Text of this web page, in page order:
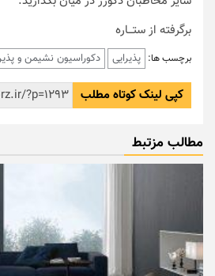
برگرفته از ستـــاره
برچسب ها: پذیرایی دکوراسیون نشیمن و
کپی لینک کوتاه مطلب
مطالب مزتبط